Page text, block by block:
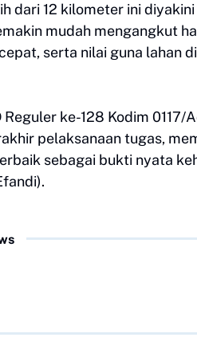
dari 12 kilometer ini
mudah mengangkut
serta nilai guna lahan
Reguler ke-128 Kodim
pelaksanaan tugas,
sebagai bukti nyata